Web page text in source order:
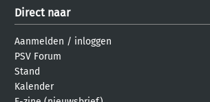
Direct naar
Aanmelden / inloggen
PSV Forum
Stand
Kalender